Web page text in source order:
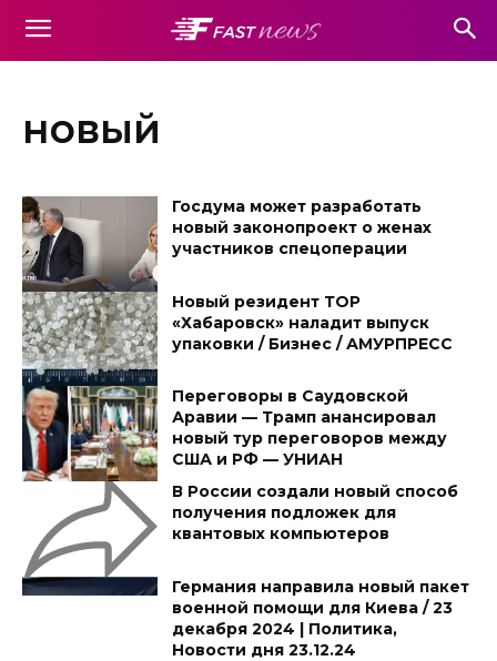
новый
Госдума может разработать
новый законопроект о женах
участников спецоперации
Новый резидент ТОР
«Хабаровск» наладит выпуск
упаковки / Бизнес / АМУРПРЕСС
Переговоры в Саудовской
Аравии — Трамп анансировал
новый тур переговоров между
США и РФ — УНИАН
В России создали новый способ
получения подложек для
квантовых компьютеров
Германия направила новый пакет
военной помощи для Киева / 23
декабря 2024 | Политика,
Новости дня 23.12.24